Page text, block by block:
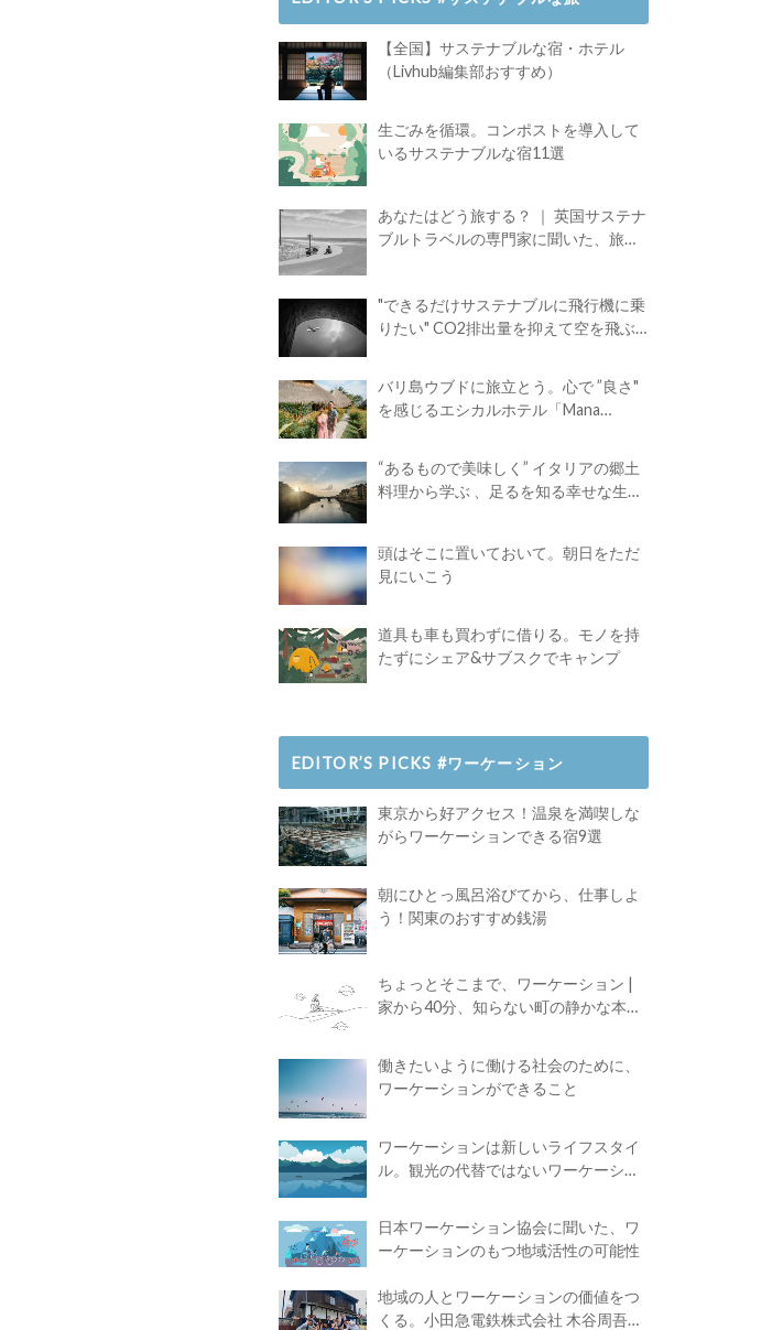
【全国】サステナブルな宿・ホテル
（Livhub編集部おすすめ）
生ごみを循環。コンポストを導入して
いるサステナブルな宿11選
あなたはどう旅する？ ｜ 英国サステナ
ブルトラベルの専門家に聞いた、旅の
"できるだけサステナブルに飛行機に乗
りたい" CO2排出量を抑えて空を飛ぶ
バリ島ウブドに旅立とう。心で ”良さ"
を感じるエシカルホテル「Mana
“あるもので美味しく” イタリアの郷土
料理から学ぶ 、足るを知る幸せな生き
頭はそこに置いておいて。朝日をただ
見にいこう
道具も車も買わずに借りる。モノを持
たずにシェア&サブスクでキャンプ
EDITOR’S PICKS #ワーケーション
東京から好アクセス！温泉を満喫しな
がらワーケーションできる宿9選
朝にひとっ風呂浴びてから、仕事しよ
う！関東のおすすめ銭湯
ちょっとそこまで、ワーケーション |
家から40分、知らない町の静かな本屋
働きたいように働ける社会のために、
ワーケーションができること
ワーケーションは新しいライフスタイ
ル。観光の代替ではないワーケーショ
日本ワーケーション協会に聞いた、ワ
ーケーションのもつ地域活性の可能性
地域の人とワーケーションの価値をつ
くる。小田急電鉄株式会社 木谷周吾さ